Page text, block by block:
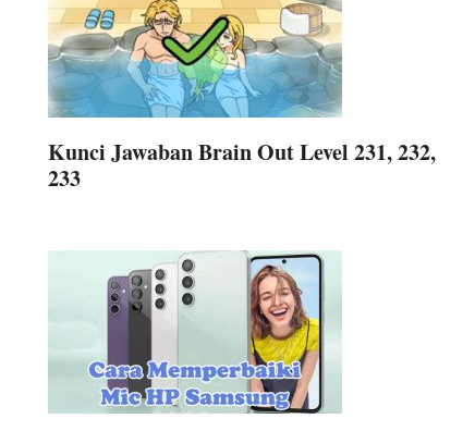
Kunci Jawaban Brain Out Level 231, 232,
233